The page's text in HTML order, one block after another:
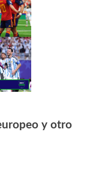
y otro